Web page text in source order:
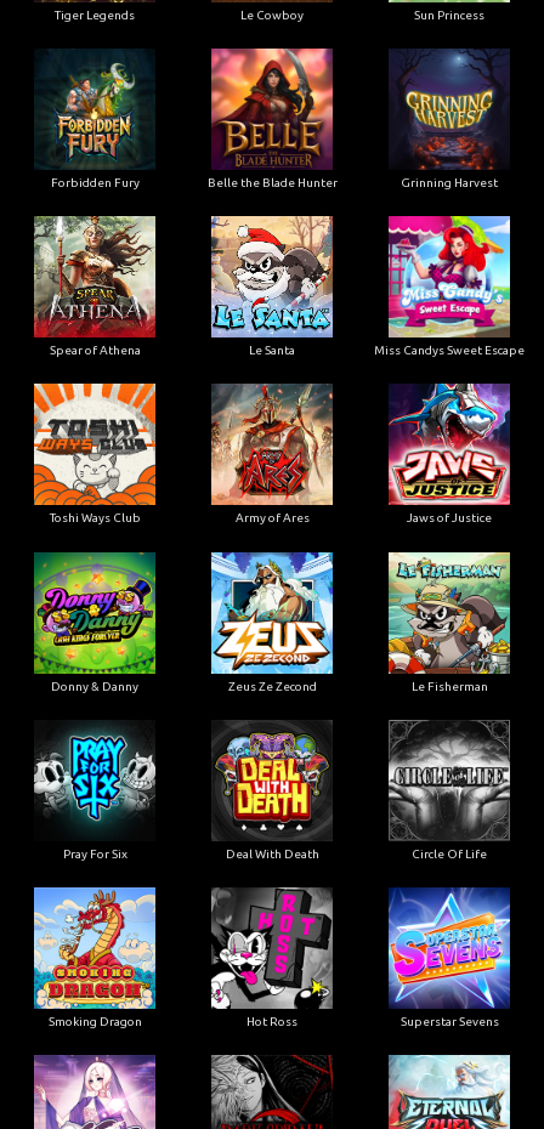
Tiger Legends Le Cowboy Sun Princess
Forbidden Fury Belle the Blade Hunter Grinning Harvest
Spear of Athena Le Santa Miss Candys Sweet Escape
Toshi Ways Club Army of Ares Jaws of Justice
Donny & Danny Zeus Ze Zecond Le Fisherman
Pray For Six Deal With Death Circle Of Life
Smoking Dragon Hot Ross Superstar Sevens